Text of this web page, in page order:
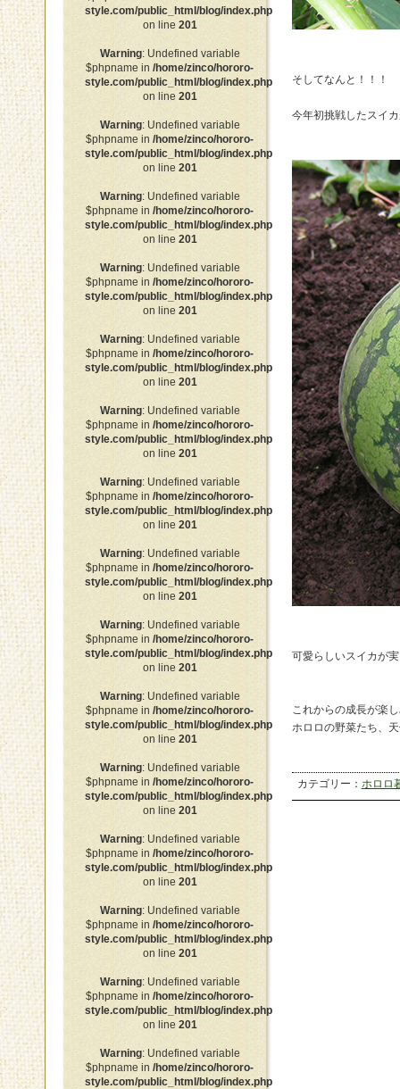
style.com/public_html/blog/index.php
on line 201
Warning: Undefined variable
$phpname in /home/zinco/hororo-
style.com/public_html/blog/index.php
on line 201
Warning: Undefined variable
$phpname in /home/zinco/hororo-
style.com/public_html/blog/index.php
on line 201
Warning: Undefined variable
$phpname in /home/zinco/hororo-
style.com/public_html/blog/index.php
on line 201
Warning: Undefined variable
$phpname in /home/zinco/hororo-
style.com/public_html/blog/index.php
on line 201
Warning: Undefined variable
$phpname in /home/zinco/hororo-
style.com/public_html/blog/index.php
on line 201
Warning: Undefined variable
$phpname in /home/zinco/hororo-
style.com/public_html/blog/index.php
on line 201
Warning: Undefined variable
$phpname in /home/zinco/hororo-
style.com/public_html/blog/index.php
on line 201
Warning: Undefined variable
$phpname in /home/zinco/hororo-
style.com/public_html/blog/index.php
on line 201
Warning: Undefined variable
$phpname in /home/zinco/hororo-
style.com/public_html/blog/index.php
on line 201
Warning: Undefined variable
$phpname in /home/zinco/hororo-
style.com/public_html/blog/index.php
on line 201
Warning: Undefined variable
$phpname in /home/zinco/hororo-
style.com/public_html/blog/index.php
on line 201
Warning: Undefined variable
$phpname in /home/zinco/hororo-
style.com/public_html/blog/index.php
on line 201
Warning: Undefined variable
$phpname in /home/zinco/hororo-
style.com/public_html/blog/index.php
on line 201
Warning: Undefined variable
$phpname in /home/zinco/hororo-
style.com/public_html/blog/index.php
on line 201
Warning: Undefined variable
$phpname in /home/zinco/hororo-
style.com/public_html/blog/index.php
そしてなんと！！！
今年初挑戦したスイ
可愛らしいスイカが
これからの成長が楽
ホロロの野菜たち、
カテゴリー： ホロロ